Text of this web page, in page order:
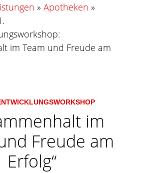
» Apotheken »
im Team und Freude am
im
Freude am
Erfolg“